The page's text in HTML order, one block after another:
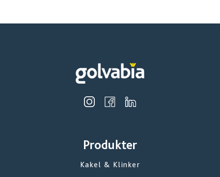
Produkter
Kakel & Klinker